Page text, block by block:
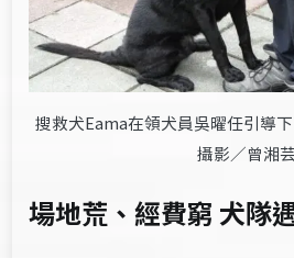
搜救犬Eama在領犬員吳曜任引導
攝影／曾湘芸
場地荒、經費窮 犬隊